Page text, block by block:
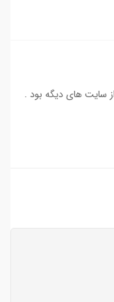
سایت های دیگه بود .